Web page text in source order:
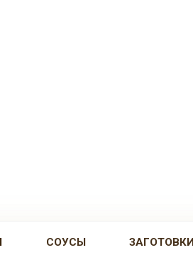
СОУСЫ ЗАГОТОВКИ